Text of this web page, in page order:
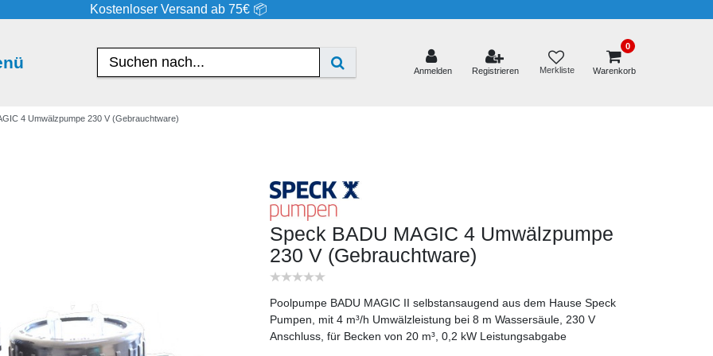
Kostenloser Versand ab 75€ 📦
Anmelden Registrieren Merkliste
0
Warenkorb
4 Umwälzpumpe 230 V (Gebrauchtware)
Speck BADU MAGIC 4 Umwälzpumpe
230 V (Gebrauchtware)
Poolpumpe BADU MAGIC II selbstansaugend aus dem Hause Speck
Pumpen, mit 4 m³/h Umwälzleistung bei 8 m Wassersäule, 230 V
Anschluss, für Becken von 20 m³, 0,2 kW Leistungsabgabe